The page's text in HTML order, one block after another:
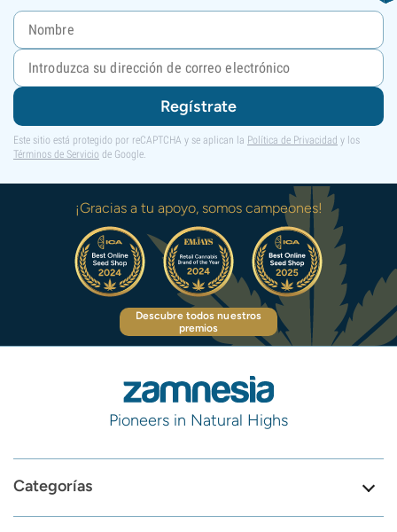
Regístrate
Este sitio está protegido por reCAPTCHA y se aplican la Política de Privacidad y los
Términos de Servicio de Google.
¡Gracias a tu apoyo, somos campeones!
Descubre todos nuestros
premios
Pioneers in Natural Highs
Categorías